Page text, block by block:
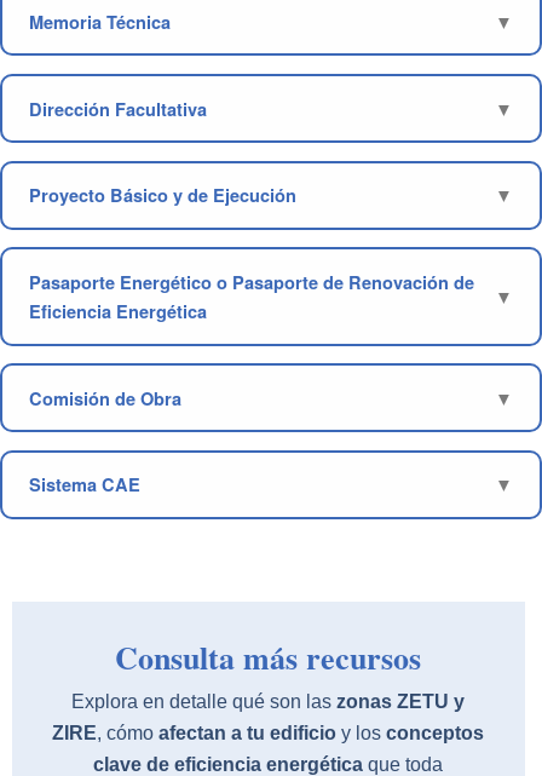
Memoria Técnica
Dirección Facultativa
Proyecto Básico y de Ejecución
Pasaporte Energético o Pasaporte de Renovación de
Eficiencia Energética
Comisión de Obra
Sistema CAE
Consulta más recursos
Explora en detalle qué son laszonas ZETU y
ZIRE, cómoafectan a tu edificio y losconceptos
clave de eficiencia energética que toda